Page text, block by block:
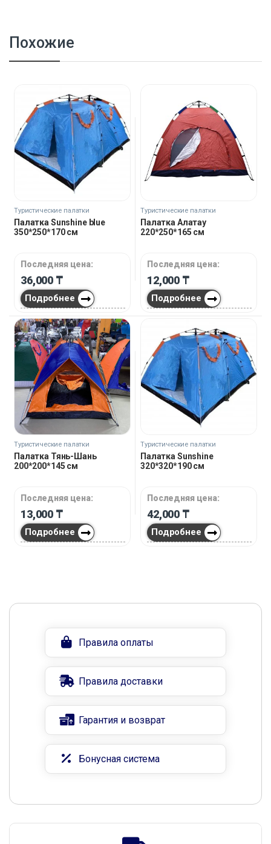
Похожие
Туристические палатки
Палатка Sunshine blue
350*250*170 см
Последняя цена:
36,000 ₸
Подробнее
Туристические палатки
Палатка Алатау
220*250*165 см
Последняя цена:
12,000 ₸
Подробнее
Туристические палатки
Палатка Тянь-Шань
200*200*145 см
Последняя цена:
13,000 ₸
Подробнее
Туристические палатки
Палатка Sunshine
320*320*190 см
Последняя цена:
42,000 ₸
Подробнее
Правила оплаты
Правила доставки
Гарантия и возврат
Бонусная система